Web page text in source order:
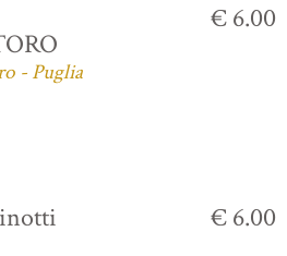
- Puglia
€ 6.00
€ 6.00